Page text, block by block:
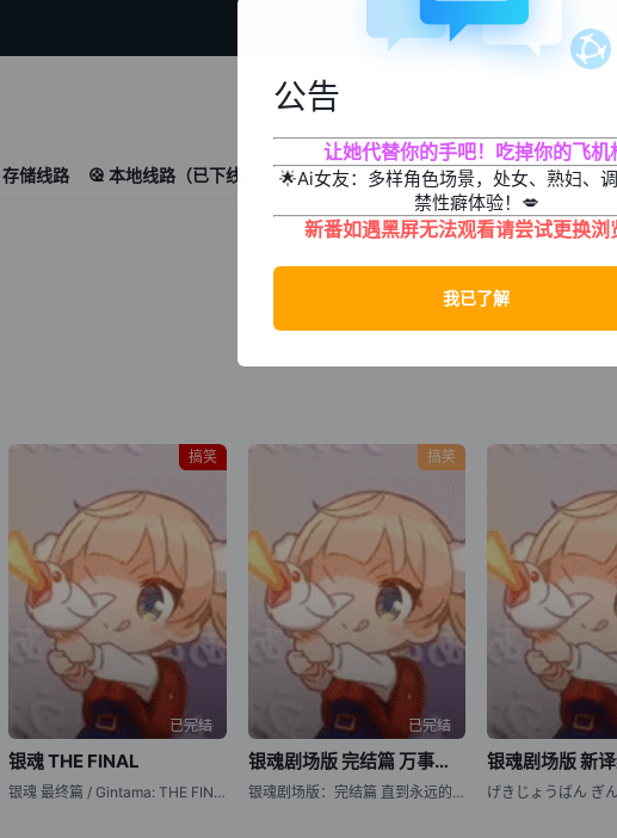
存储线路 本地线路（已下线）
搞笑
已完结
银魂 THE FINAL
银魂 最终篇 / Gintama: THE FINAL / Gintama: THE VERY FINAL
搞笑
已完结
银魂剧场版 完结篇 万事屋永不落
银魂剧场版：完结篇 直到永远的万事屋 / 银魂完结篇剧场版：永远的万事屋(港) / Gintama: The Movie: The Final Chapter: Be Forever Yorozuya / Gekijouban Gintama Kanketsuhen: Yorozuya yo Eien Nare
银魂剧场版 新
公告
让她代替你的手吧！吃掉你的飞机
🌟Ai女友：多样角色场景，处女、熟妇、
禁性癖体验！💋
新番如遇黑屏无法观看请尝试更换浏